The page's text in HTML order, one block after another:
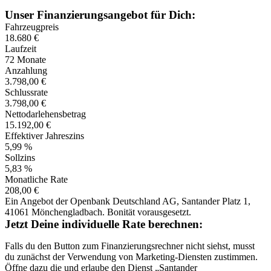
Unser Finanzierungsangebot für Dich:
Fahrzeugpreis
18.680 €
Laufzeit
72 Monate
Anzahlung
3.798,00 €
Schlussrate
3.798,00 €
Nettodarlehens­betrag
15.192,00 €
Effektiver Jahreszins
5,99 %
Sollzins
5,83 %
Monatliche Rate
208,00 €
Ein Angebot der Openbank Deutschland AG, Santander Platz 1,
41061 Mönchengladbach. Bonität vorausgesetzt.
Jetzt Deine individuelle Rate berechnen:
Falls du den Button zum Finanzierungsrechner nicht siehst, musst
du zunächst der Verwendung von Marketing-Diensten zustimmen.
Öffne dazu die und erlaube den Dienst „Santander